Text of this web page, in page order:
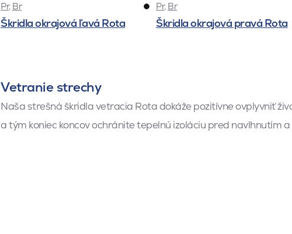
Pr, Br
Škridla okrajová ľavá Rota
Pr, Br
Škridla okrajová pravá Rota
Vetranie strechy
Naša strešná škridla vetracia Rota dokáže pozitívne ovplyvniť
a tým koniec koncov ochránite tepelnú izoláciu pred navlhnutím